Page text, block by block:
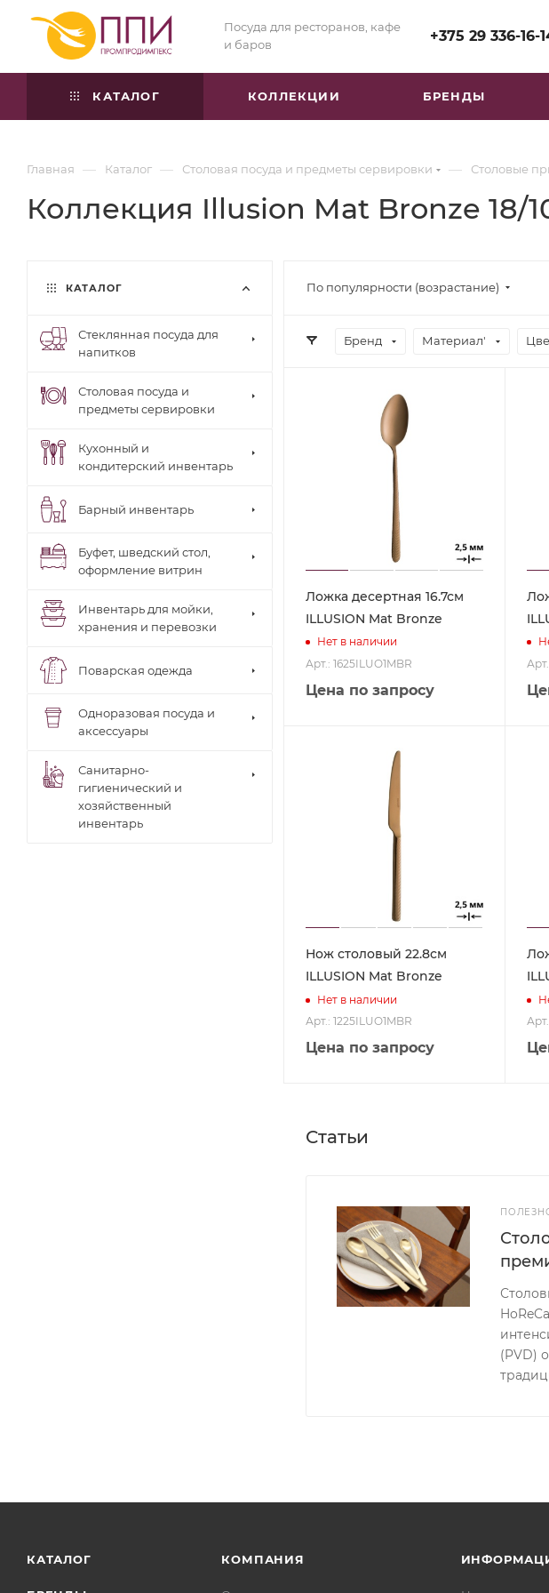
Посуда для ресторанов, кафе
и баров
+375 29 336-16-
КАТАЛОГ КОЛЛЕКЦИИ БРЕНДЫ
Главная — Каталог — Столовая посуда и предметы сервировки — Столовые
Коллекция Illusion Mat Bronze 18/
По популярности (возрастание)
Бренд Материал'
Ложка десертная 16.7см
ILLUSION Mat Bronze
Нет в наличии
Арт.: 1625ILUO1MBR
Цена по запросу
Нож столовый 22.8см
ILLUSION Mat Bronze
Нет в наличии
Арт.: 1225ILUO1MBR
Цена по запросу
Статьи
(PVD)
КАТАЛОГ
Стеклянная посуда для
напитков
Столовая посуда и
предметы сервировки
Кухонный и
кондитерский инвентарь
Барный инвентарь
Буфет, шведский стол,
оформление витрин
Инвентарь для мойки,
хранения и перевозки
Поварская одежда
Одноразовая посуда и
аксессуары
Санитарно-
гигиенический и
хозяйственный
инвентарь
КАТАЛОГ КОМПАНИЯ